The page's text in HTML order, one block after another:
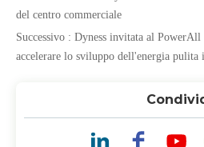
del centro commerciale
Successivo : Dyness invitata al
accelerare lo sviluppo dell'energia pulita